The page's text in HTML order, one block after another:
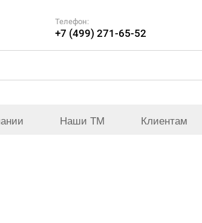
Телефон:
+7 (499) 271-65-52
Наши ТМ Клиентам